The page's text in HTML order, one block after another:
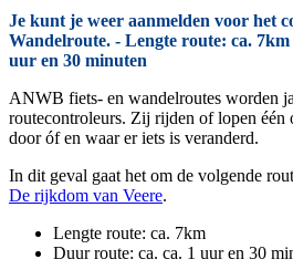
Je kunt je weer aanmelden voor het
Wandelroute. - Lengte route: ca.
uur en 30 minuten
ANWB fiets- en wandelroutes worden
routecontroleurs. Zij rijden of lopen één
door óf en waar er iets is veranderd.
In dit geval gaat het om de volgende
De rijkdom van Veere.
Lengte route: ca. 7km
Duur route: ca. ca. 1 uur en 30